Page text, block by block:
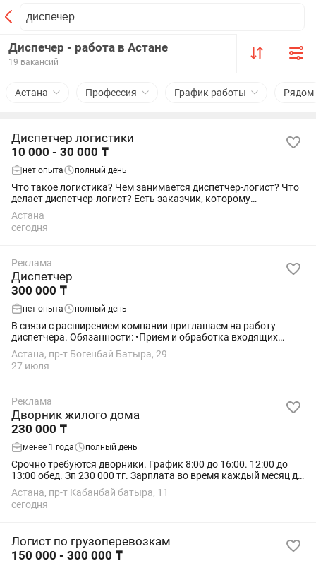
Диспечер - работа в Астане
19 вакансий
Астана Профессия График работы Рядом
Диспетчер логистики
10 000 - 30 000 ₸
нет опыта полный день
Что такое логистика? Чем занимается диспетчер-логист? Что
делает диспетчер-логист? Есть заказчик, которому
необходимо доставить груз из одной точки в другую. Есть
перевозчик, который готов...
Астана
сегодня
Реклама
Диспетчер
300 000 ₸
нет опыта полный день
В связи с расширением компании приглашаем на работу
диспетчера. Обязанности: •Прием и обработка входящих
звонков •Контроль выполнения заявок и соблюдения сроков.
•Ведение документации и...
Астана, пр-т Богенбай Батыра, 29
27 июля
Реклама
Дворник жилого дома
230 000 ₸
менее 1 года полный день
Срочно требуются дворники. График 8:00 до 16:00. 12:00 до
13:00 обед. Зп 230 000 тг. Зарплата во время каждый месяц до
05. Адрес кабанбай батыра 11 Остановка 17 гимназия. Жк
Труимф Астана. 4....
Астана, пр-т Кабанбай батыра, 11
сегодня
Логист по грузоперевозкам
150 000 - 300 000 ₸